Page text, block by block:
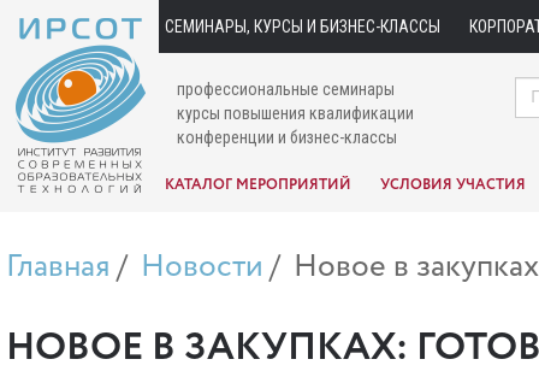
СЕМИНАРЫ, КУРСЫ И БИЗНЕС-КЛАССЫ
профессиональные семинары
курсы повышения квалификации
конференции и бизнес-классы
КАТАЛОГ МЕРОПРИЯТИЙ УСЛОВИЯ УЧАСТИЯ
Главная Новости Новое в
НОВОЕ В ЗАКУПКАХ: